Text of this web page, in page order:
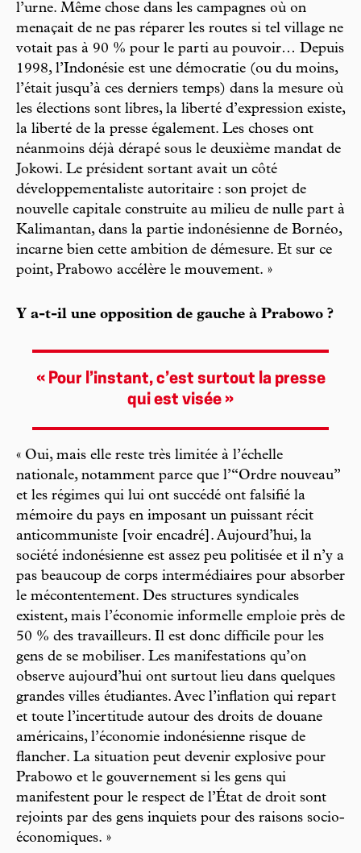
l’urne. Même chose dans les campagnes où on
menaçait de ne pas réparer les routes si tel village ne
votait pas à 90 % pour le parti au pouvoir… Depuis
1998, l’Indonésie est une démocratie (ou du moins,
l’était jusqu’à ces derniers temps) dans la mesure où
les élections sont libres, la liberté d’expression existe,
la liberté de la presse également. Les choses ont
néanmoins déjà dérapé sous le deuxième mandat de
Jokowi. Le président sortant avait un côté
développementaliste autoritaire : son projet de
nouvelle capitale construite au milieu de nulle part à
Kalimantan, dans la partie indonésienne de Bornéo,
incarne bien cette ambition de démesure. Et sur ce
point, Prabowo accélère le mouvement. »
Y a-t-il une opposition de gauche à Prabowo ?
« Pour l’instant, c’est surtout la presse
qui est visée »
« Oui, mais elle reste très limitée à l’échelle
nationale, notamment parce que l’“Ordre nouveau”
et les régimes qui lui ont succédé ont falsifié la
mémoire du pays en imposant un puissant récit
anticommuniste [voir encadré]. Aujourd’hui, la
société indonésienne est assez peu politisée et il n’y a
pas beaucoup de corps intermédiaires pour absorber
le mécontentement. Des structures syndicales
existent, mais l’économie informelle emploie près de
50 % des travailleurs. Il est donc difficile pour les
gens de se mobiliser. Les manifestations qu’on
observe aujourd’hui ont surtout lieu dans quelques
grandes villes étudiantes. Avec l’inflation qui repart
et toute l’incertitude autour des droits de douane
américains, l’économie indonésienne risque de
flancher. La situation peut devenir explosive pour
Prabowo et le gouvernement si les gens qui
manifestent pour le respect de l’État de droit sont
rejoints par des gens inquiets pour des raisons socio-
économiques. »